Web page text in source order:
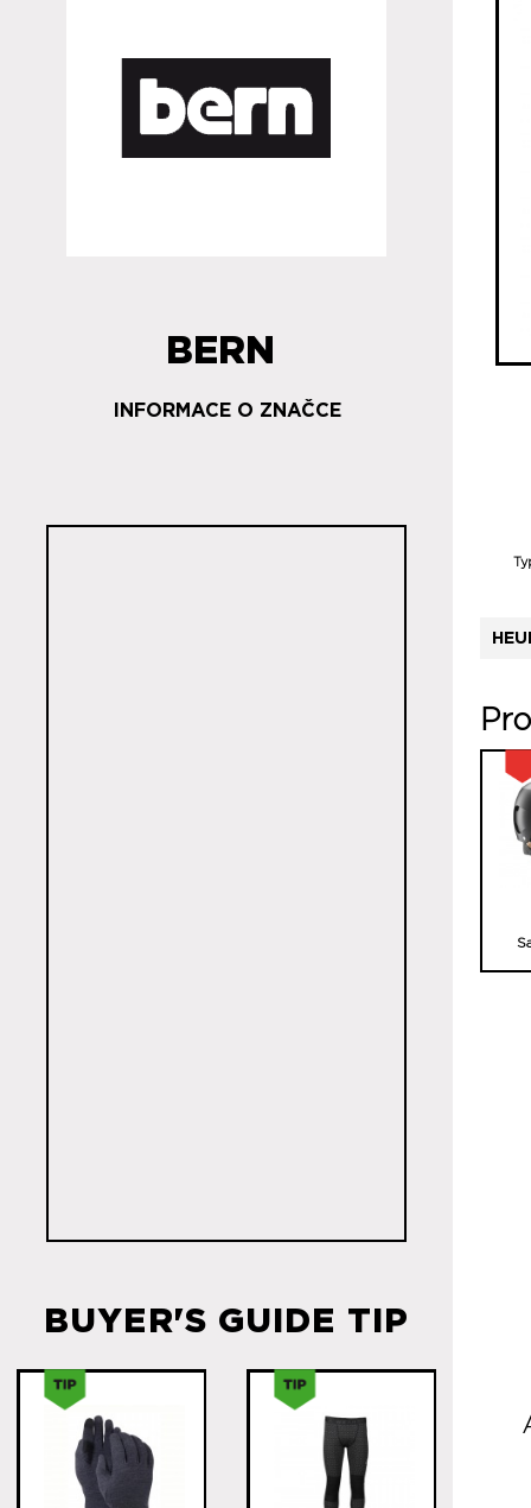
BERN
INFORMACE O ZNAČCE
BUYER'S GUIDE TIP